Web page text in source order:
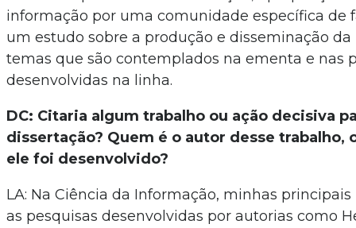
informação por uma comunidade específica de
um estudo sobre a produção e disseminação
temas que são contemplados na ementa e nas
desenvolvidas na linha.
DC: Citaria algum trabalho ou ação decisiva
dissertação? Quem é o autor desse trabalho,
ele foi desenvolvido?
LA: Na Ciência da Informação, minhas
as pesquisas desenvolvidas por autorias como